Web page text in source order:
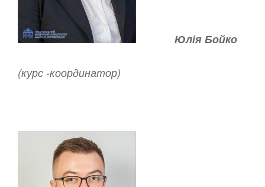
Юлія Бойко
(курс -координатор)